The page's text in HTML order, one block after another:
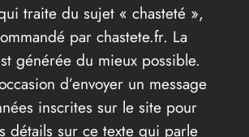
traite du sujet « chasteté »,
par chastete.fr. La
générée du mieux possible.
d’envoyer un message
inscrites sur le site pour
détails sur ce texte qui parle